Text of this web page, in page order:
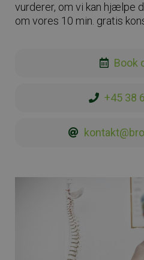
vurderer, om vi kan hjælpe
om vores 10 min. gratis
Book
+45 38